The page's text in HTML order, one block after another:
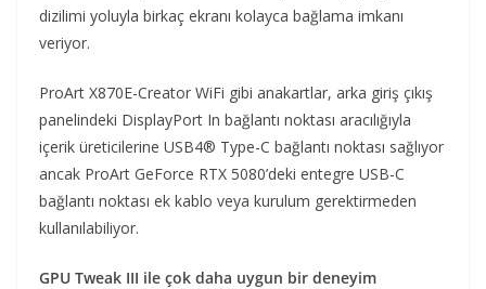
dizilimi yoluyla birkaç ekranı kolayca bağlama imkanı
veriyor.
ProArt X870E-Creator WiFi gibi anakartlar, arka giriş çıkış
panelindeki DisplayPort In bağlantı noktası aracılığıyla
içerik üreticilerine USB4® Type-C bağlantı noktası sağlıyor
ancak ProArt GeForce RTX 5080’deki entegre USB-C
bağlantı noktası ek kablo veya kurulum gerektirmeden
kullanılabiliyor.
GPU Tweak III ile çok daha uygun bir deneyim